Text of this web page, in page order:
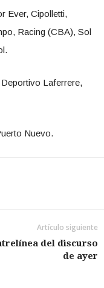
Ever, Cipolletti,
Racing (CBA), Sol
Laferrere,
Nuevo.
Artículo siguiente
del discurso
de ayer